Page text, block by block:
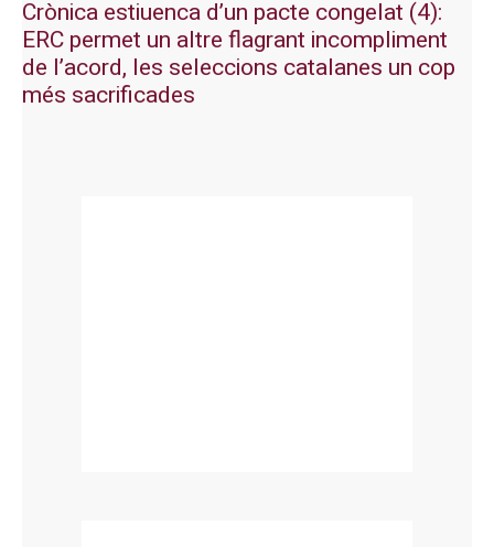
Crònica estiuenca d’un pacte congelat (4):
ERC permet un altre flagrant incompliment
de l’acord, les seleccions catalanes un cop
més sacrificades